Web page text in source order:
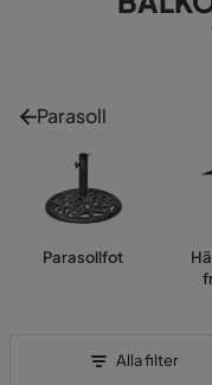
Parasoll
Parasollfot
Alla filter